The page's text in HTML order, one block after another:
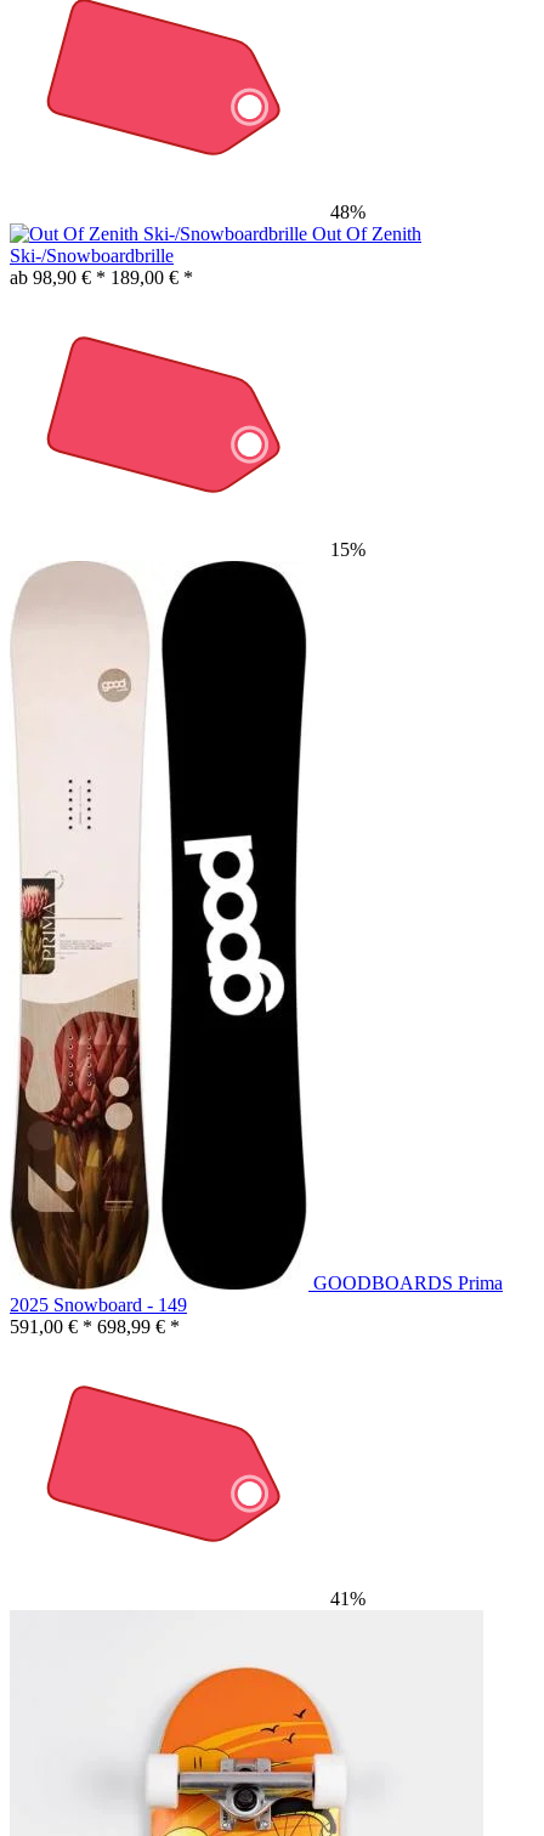
48%
Out Of Zenith
Ski-/Snowboardbrille
ab 98,90 € * 189,00 € *
15%
GOODBOARDS Prima
2025 Snowboard - 149
591,00 € * 698,99 € *
41%